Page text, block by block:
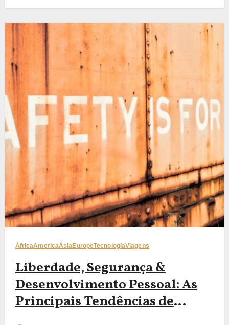
ÁfricaAmericaÁsiaEuropeTecnologiaViagens
Liberdade, Segurança &
Desenvolvimento Pessoal: As
Principais Tendências de